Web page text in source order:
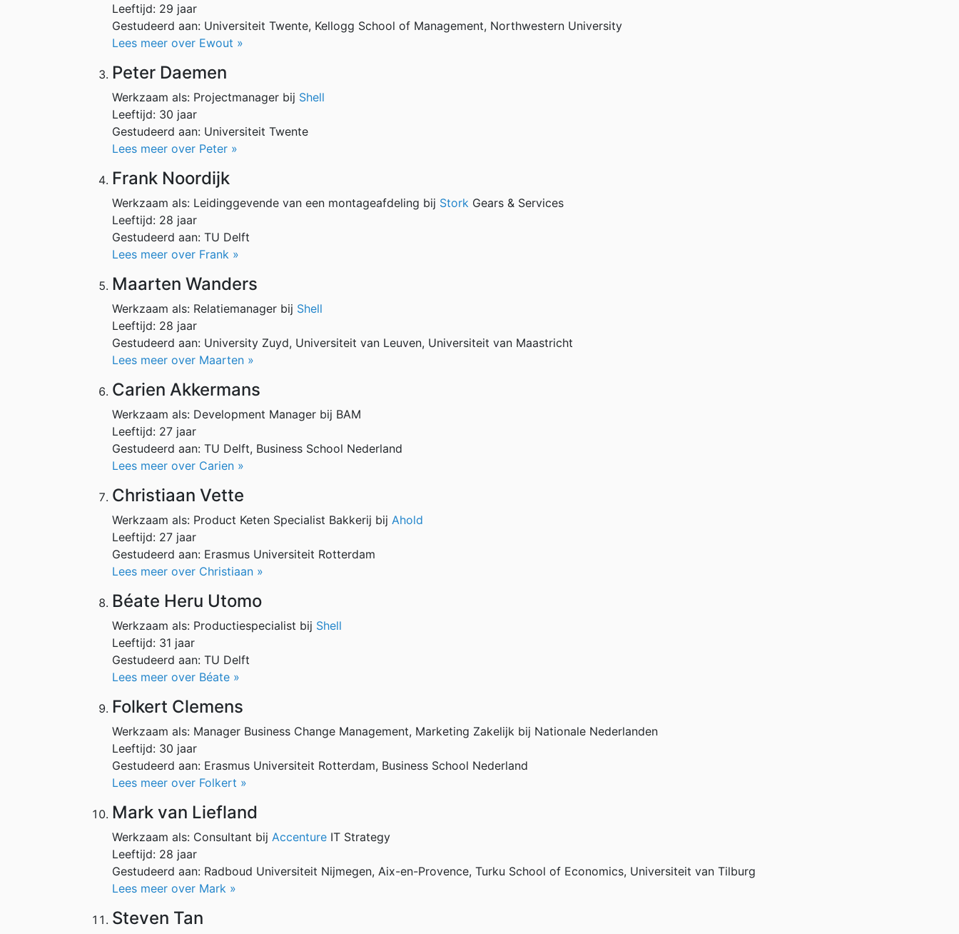
Leeftijd: 29 jaar
Gestudeerd aan: Universiteit Twente, Kellogg School of Management, Northwestern University
Lees meer over Ewout »
Peter Daemen
Werkzaam als: Projectmanager bij Shell
Leeftijd: 30 jaar
Gestudeerd aan: Universiteit Twente
Lees meer over Peter »
Frank Noordijk
Werkzaam als: Leidinggevende van een montageafdeling bij Stork Gears & Services
Leeftijd: 28 jaar
Gestudeerd aan: TU Delft
Lees meer over Frank »
Maarten Wanders
Werkzaam als: Relatiemanager bij Shell
Leeftijd: 28 jaar
Gestudeerd aan: University Zuyd, Universiteit van Leuven, Universiteit van Maastricht
Lees meer over Maarten »
Carien Akkermans
Werkzaam als: Development Manager bij BAM
Leeftijd: 27 jaar
Gestudeerd aan: TU Delft, Business School Nederland
Lees meer over Carien »
Christiaan Vette
Werkzaam als: Product Keten Specialist Bakkerij bij Ahold
Leeftijd: 27 jaar
Gestudeerd aan: Erasmus Universiteit Rotterdam
Lees meer over Christiaan »
Béate Heru Utomo
Werkzaam als: Productiespecialist bij Shell
Leeftijd: 31 jaar
Gestudeerd aan: TU Delft
Lees meer over Béate »
Folkert Clemens
Werkzaam als: Manager Business Change Management, Marketing Zakelijk bij Nationale Nederlanden
Leeftijd: 30 jaar
Gestudeerd aan: Erasmus Universiteit Rotterdam, Business School Nederland
Lees meer over Folkert »
Mark van Liefland
Werkzaam als: Consultant bij Accenture IT Strategy
Leeftijd: 28 jaar
Gestudeerd aan: Radboud Universiteit Nijmegen, Aix-en-Provence, Turku School of Economics, Universiteit van Tilburg
Lees meer over Mark »
Steven Tan